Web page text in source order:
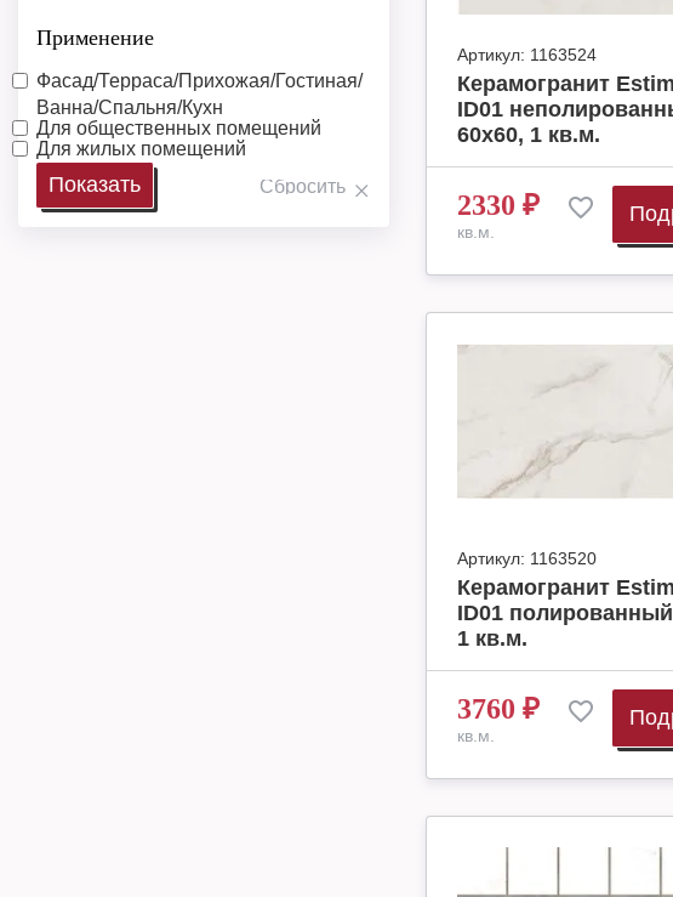
Применение
Фасад/Терраса/Прихожая/Гостиная/
Ванна/Спальня/Кухн
Для общественных помещений
Для жилых помещений
Артикул: 1163524
Керамогранит
ID01
60х60, 1 кв.м.
2330 ₽
кв.м.
Артикул: 1163520
Керамогранит
ID01 полированный
1 кв.м.
3760 ₽
кв.м.